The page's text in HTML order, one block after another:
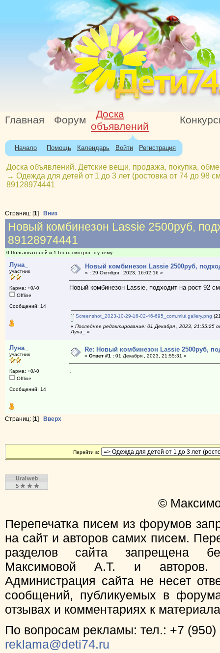
Главная Форум
Доска
объявлений
Начало Помощь Календарь Войти Регистрация
Доска объявлений. Детские вещи, продажа, покупка,
→ Одежда для детей от 1 до 3 лет (ростовка от 74 до 98
89128974441
Страниц: [1] Вниз
Новый комбинезон Lassie 2500руб,
89128974441
0 Пользователей и 1 Гость смотрят эту тему.
Луна_
участник
Карма: +0/-0
Offline
Сообщений: 14
Новый комбинезон Lassie 2500руб,
« :29 Октября , 2023, 16:02:16 »
Новый комбинезон Lassie, подходит на рост 92
Screenshot_2023-10-29-16-02-46-695_com.miui.gallery.png
« Последнее редактирование: 01 Декабря , 2023, 21:55:25
Луна_
»
Луна_
участник
Карма: +0/-0
Offline
Сообщений: 14
Re: Новый комбинезон Lassie 2500руб,
« Ответ #1 :01 Декабря , 2023, 21:55:31 »
.
Страниц: [1] Вверх
Перейти в:
©
Перепечатка писем из форумов
на сайт и авторов самих писем.
разделов сайта запрещена
Максимовой А.Т. и
Администрация сайта не несет
сообщений, публикуемых в
отзывах и комментариях к
По вопросам рекламы: тел.: +7 (950)
reklama@deti74.ru